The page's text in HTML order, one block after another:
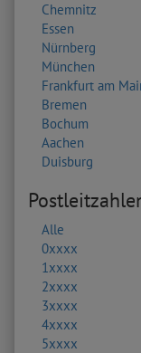
Chemnitz
Essen
Nürnberg
München
Frankfurt am
Bremen
Bochum
Aachen
Duisburg
Alle
0xxxx
1xxxx
2xxxx
3xxxx
4xxxx
5xxxx